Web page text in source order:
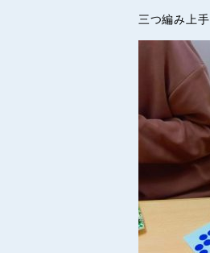
三つ編み上